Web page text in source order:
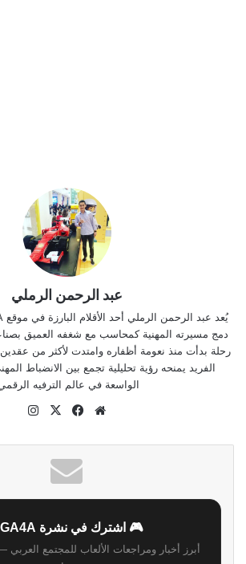
عبد الرحمن الرملي
دمج مسيرته المهنية كمحاسب مع شغفه العميق
رحلة بدأت منذ نعومة أظفاره وامتدت لأكثر من
الفريد يمنحه رؤية تحليلية تجمع بين الانضباط
الواسعة في عالم الترفيه
موقع
فيسبوك
‫X
🎮 اشترك في نشرة VGA4A
أبرز أخبار ومراجعات الألعاب للمجتمع